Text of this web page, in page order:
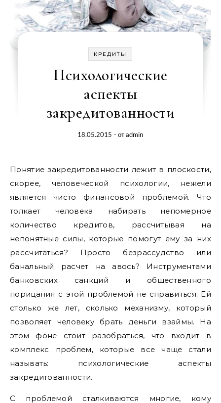
КРЕДИТЫ
Психологические
аспекты
закредитованности
18.05.2015 - отadmin
Понятие закредитованности лежит в плоскости,
скорее, человеческой психологии, нежели
является чисто финансовой проблемой. Что
толкает человека набирать непомерное
количество кредитов, рассчитывая на
непонятные силы, которые помогут ему за них
рассчитаться? Просто безрассудство или
банальный расчет на авось? Инструментами
банковских санкций и общественного
порицания с этой проблемой не справиться. Ей
столько же лет, сколько механизму, который
позволяет человеку брать деньги взаймы. На
этом фоне стоит разобраться, что входит в
комплекс проблем, которые все чаще стали
называть: психологические аспекты
закредитованности.
С проблемой сталкиваются многие, кому